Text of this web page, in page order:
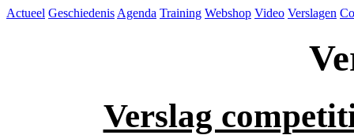
Actueel Geschiedenis Agenda Training Webshop Video Verslagen
Verslag